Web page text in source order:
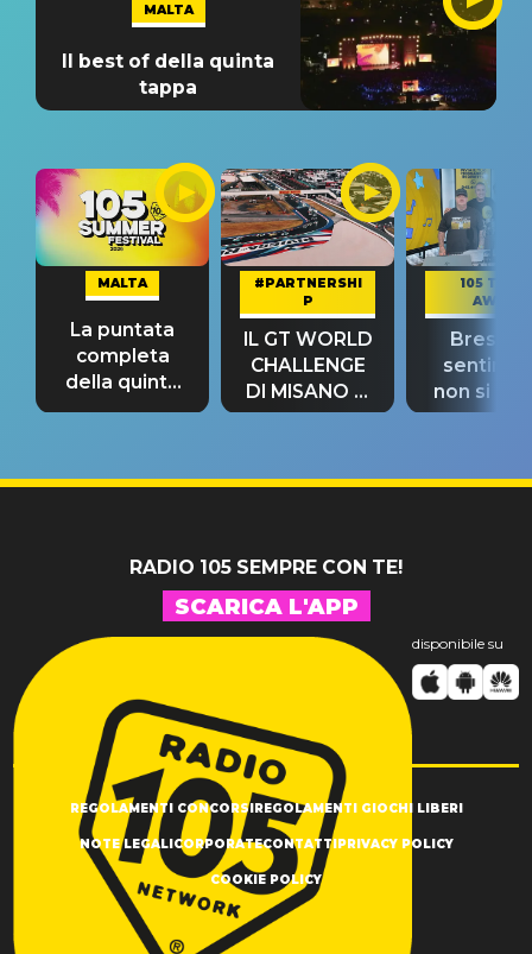
MALTA
Il best of della quinta
tappa
MALTA
La puntata
completa
della quinta
tappa
#PARTNERSHI
P
IL GT WORLD
CHALLENGE
DI MISANO si
riconferma
105 TAKE
AWAY
Bresh:
non si
fino alla
RADIO 105 SEMPRE CON TE!
SCARICA L'APP
disponibile su
REGOLAMENTI CONCORSIREGOLAMENTI GIOCHI LIBERI
NOTE LEGALICORPORATECONTATTIPRIVACY POLICY
COOKIE POLICY